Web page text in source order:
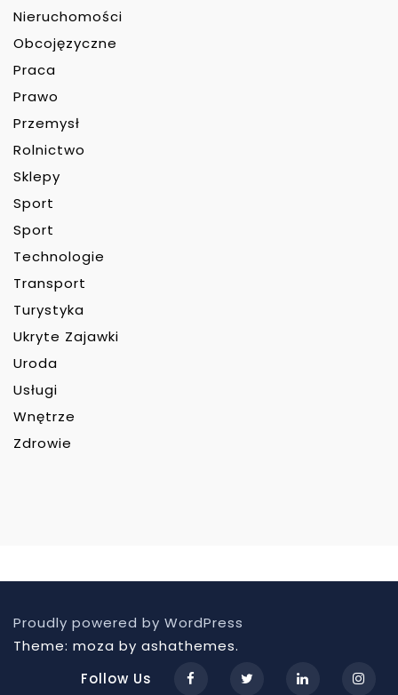
Nieruchomości
Obcojęzyczne
Praca
Prawo
Przemysł
Rolnictwo
Sklepy
Sport
Sport
Technologie
Transport
Turystyka
Ukryte Zajawki
Uroda
Usługi
Wnętrze
Zdrowie
Proudly powered by WordPress
Theme: moza by ashathemes.
Follow Us